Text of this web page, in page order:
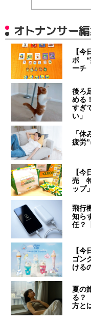
オトナンサー
【
ボ “
ーチ
後ろ
める
すぎ
い」
「
疲労
【
売 特
ップ
飛行
知ら
任？
【
ゴン
ける
夏の
る？
方と